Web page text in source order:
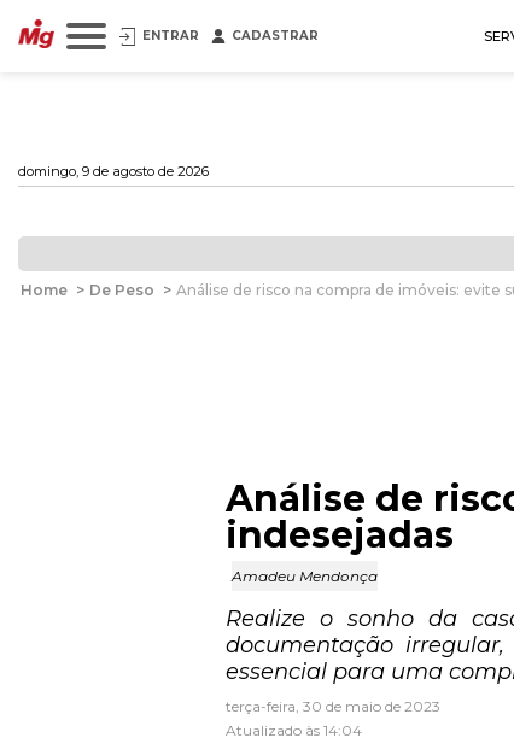
ENTRAR CADASTRAR
domingo, 9 de agosto de 2026
Home > De Peso > Análise de risco na compra de imóveis: evite
Análise de
indesejadas
Amadeu Mendonça
Realize o sonho da
documentação
essencial para uma
terça-feira, 30 de maio de 2023
Atualizado às 14:04